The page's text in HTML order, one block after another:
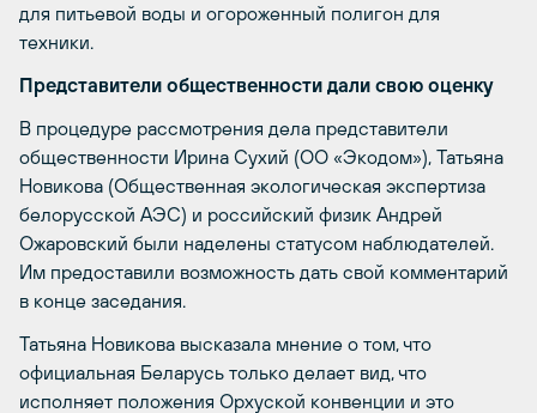
для питьевой воды и огороженный полигон для
техники.
Представители общественности дали свою оценку
В процедуре рассмотрения дела представители
общественности Ирина Сухий (ОО «Экодом»), Татьяна
Новикова (Общественная экологическая экспертиза
белорусской АЭС) и российский физик Андрей
Ожаровский были наделены статусом наблюдателей.
Им предоставили возможность дать свой комментарий
в конце заседания.
Татьяна Новикова высказала мнение о том, что
официальная Беларусь только делает вид, что
исполняет положения Орхуской конвенции и это